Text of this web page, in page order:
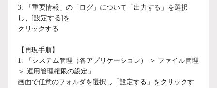
3. 「重要情報」の「ログ」について「出力する」を選択
し、[設定する]を
クリックする
【再現手順】
1. 「システム管理（各アプリケーション） ＞ ファイル管理
＞ 運用管理権限の設定」
画面で任意のフォルダを選択し「設定する」をクリックす